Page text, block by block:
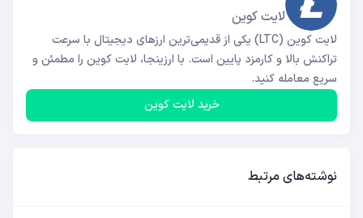
لایت کوین
لایت کوین (LTC) یکی از قدیمی‌ترین ارزهای دیجیتال با سرعت
تراکنش بالا و کارمزد پایین است. با ارزینجا، لایت کوین را مطمئن و
سریع معامله کنید.
خرید لایت کوین
نوشته‌های مرتبط